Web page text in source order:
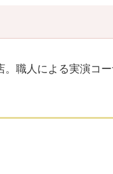
職人による実演コ